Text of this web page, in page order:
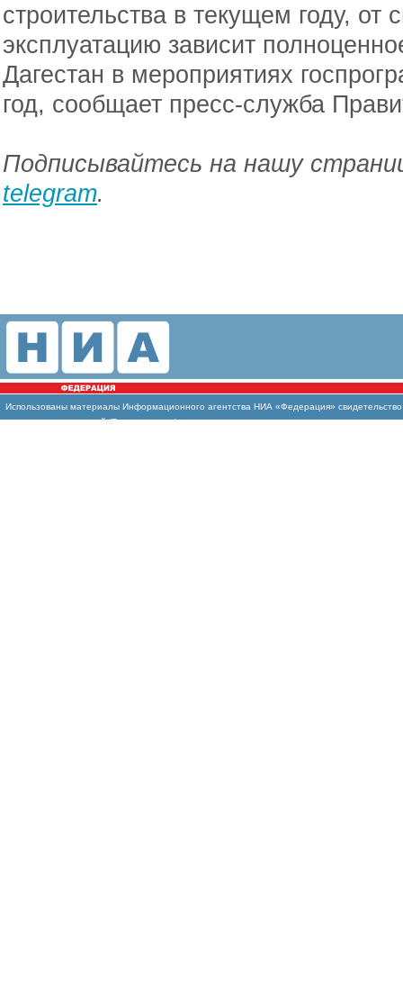
строительства в текущем году, от
эксплуатацию зависит
Дагестан в мероприятиях
год, сообщает пресс-служба
Подписывайтесь на нашу
telegram.
Использованы материалы Информационного агентства НИА «Федерация»
массовых коммуникаций (Роскомнадзор)